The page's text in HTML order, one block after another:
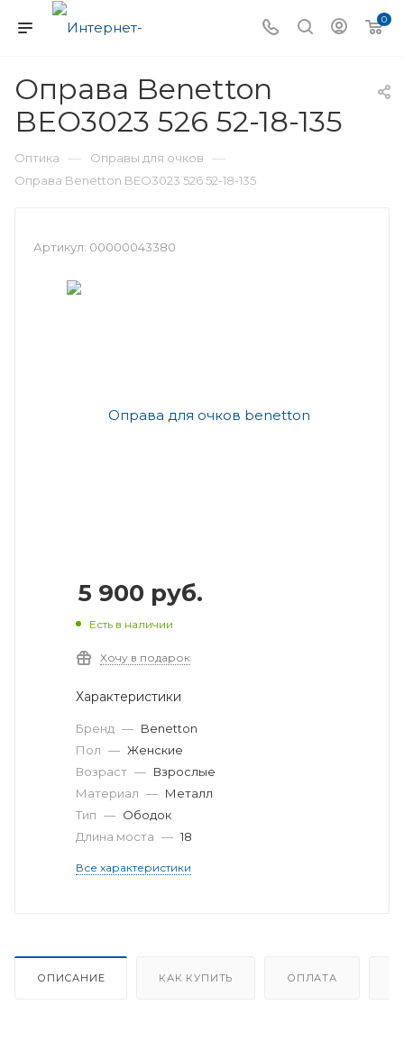
0
Оправа Benetton
BEO3023 526 52-18-135
Оптика — Оправы для очков —
Оправа Benetton BEO3023 526 52-18-135
Артикул: 00000043380
5 900 руб.
Есть в наличии
Хочу в подарок
Характеристики
Бренд — Benetton
Пол — Женские
Возраст — Взрослые
Материал — Металл
Тип — Ободок
Длина моста — 18
Все характеристики
ОПИСАНИЕ КАК КУПИТЬ ОПЛАТА